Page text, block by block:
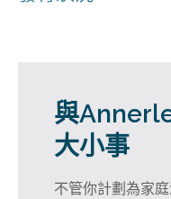
與
大小事
不管你計劃為家